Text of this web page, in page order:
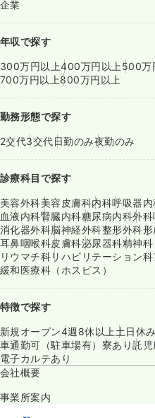
企業
年収で探す
300万円以上400万円以上 500万
700万円以上800万円以上
勤務形態で探す
2交代3交代日勤のみ夜勤のみ
診療科目で探す
美容外科美容皮膚科内科呼吸器内
血液内科腎臓内科糖尿病内科外科
消化器外科脳神経外科整形外科
耳鼻咽喉科皮膚科泌尿器科精神
リウマチ科リハビリテーション科
緩和医療科（ホスピス）
特徴で探す
新規オープン4週8休以上 土日休み
車通勤可（駐車場有） 寮あり託児
電子カルテあり
会社概要
事業所案内